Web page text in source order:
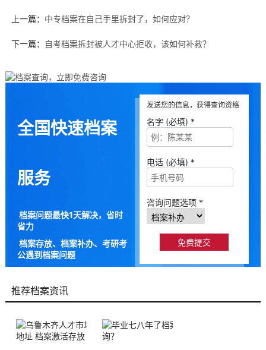
上一篇： 中专档案在自己手里拆封了，如何应对？
下一篇： 自考档案拆封被人才中心拒收，该如何补救？
全国快速档案
服务
档案问题最快1天解决，省时
省力
档案存放、档案补办、考研考
公遇到档案问题
发送您的信息，获得查询资格
名字 (必填) *
电话 (必填) *
咨询问题选项 *
推荐档案资讯